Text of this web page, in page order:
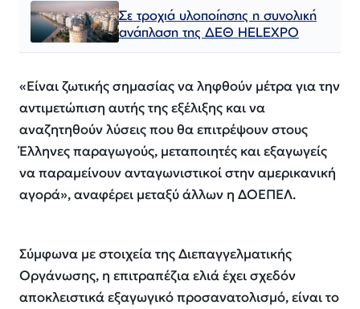
Σε τροχιά υλοποίησης η συνολική
ανάπλαση της ΔΕΘ HELEXPO
«Είναι ζωτικής σημασίας να ληφθούν μέτρα για την
αντιμετώπιση αυτής της εξέλιξης και να
αναζητηθούν λύσεις που θα επιτρέψουν στους
Έλληνες παραγωγούς, μεταποιητές και εξαγωγείς
να παραμείνουν ανταγωνιστικοί στην αμερικανική
αγορά», αναφέρει μεταξύ άλλων η ΔΟΕΠΕΛ.
Σύμφωνα με στοιχεία της Διεπαγγελματικής
Οργάνωσης, η επιτραπέζια ελιά έχει σχεδόν
αποκλειστικά εξαγωγικό προσανατολισμό, είναι το